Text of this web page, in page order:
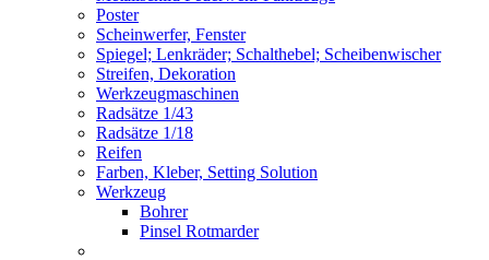
Poster
Scheinwerfer, Fenster
Spiegel; Lenkräder; Schalthebel; Scheibenwischer
Streifen, Dekoration
Werkzeugmaschinen
Radsätze 1/43
Radsätze 1/18
Reifen
Farben, Kleber, Setting Solution
Werkzeug
Bohrer
Pinsel Rotmarder